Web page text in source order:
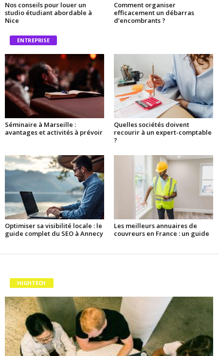
Nos conseils pour louer un
studio étudiant abordable à
Nice
Comment organiser
efficacement un débarras
d’encombrants ?
ENTREPRISE
Séminaire à Marseille :
avantages et activités à prévoir
Quelles sociétés doivent
recourir à un expert-comptable
?
Optimiser sa visibilité locale : le
guide complet du SEO à Annecy
Les meilleurs annuaires de
couvreurs en France : un guide
HIGHTECH